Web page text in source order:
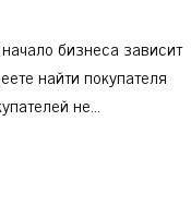
бизнеса зависит
найти покупателя
не…